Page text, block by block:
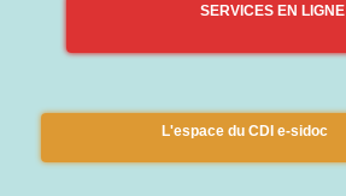
SERVICES EN LIGNE
L'espace du CDI e-sidoc